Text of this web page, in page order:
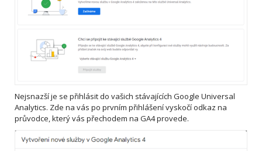
Nejsnazší je se přihlásit do vašich stávajících Google Universal
Analytics. Zde na vás po prvním přihlášení vyskočí odkaz na
průvodce, který vás přechodem na GA4 provede.